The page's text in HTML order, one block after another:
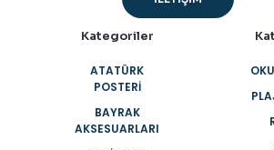
Kategoriler
ATATÜRK
POSTERI
BAYRAK
AKSESUARLARI